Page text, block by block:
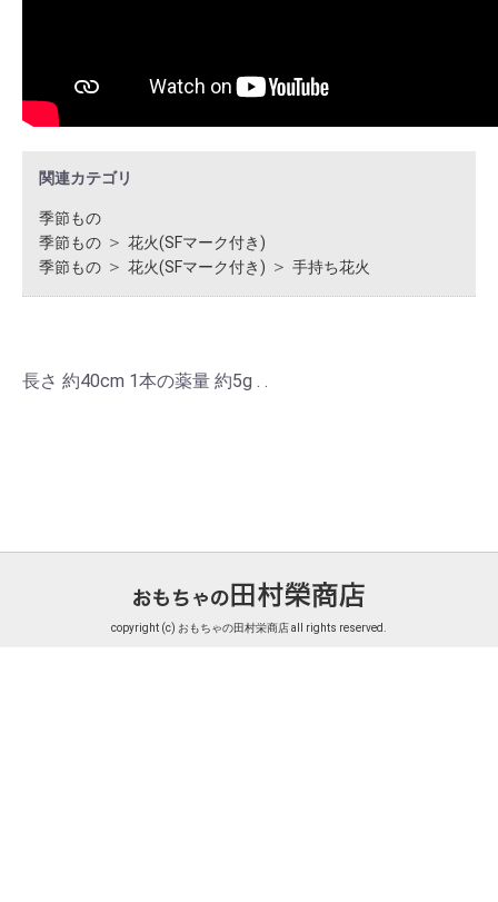
関連カテゴリ
季節もの
季節もの ＞ 花火(SFマーク付き)
季節もの ＞ 花火(SFマーク付き) ＞ 手持ち花火
長さ 約40cm 1本の薬量 約5g . .
copyright (c) おもちゃの田村栄商店 all rights reserved.